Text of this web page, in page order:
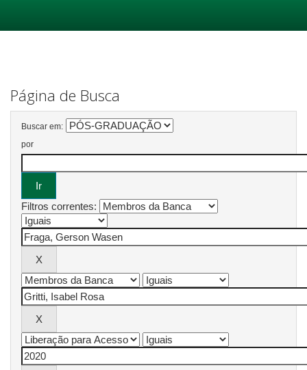
Página de Busca
Buscar em:
por
Filtros correntes: